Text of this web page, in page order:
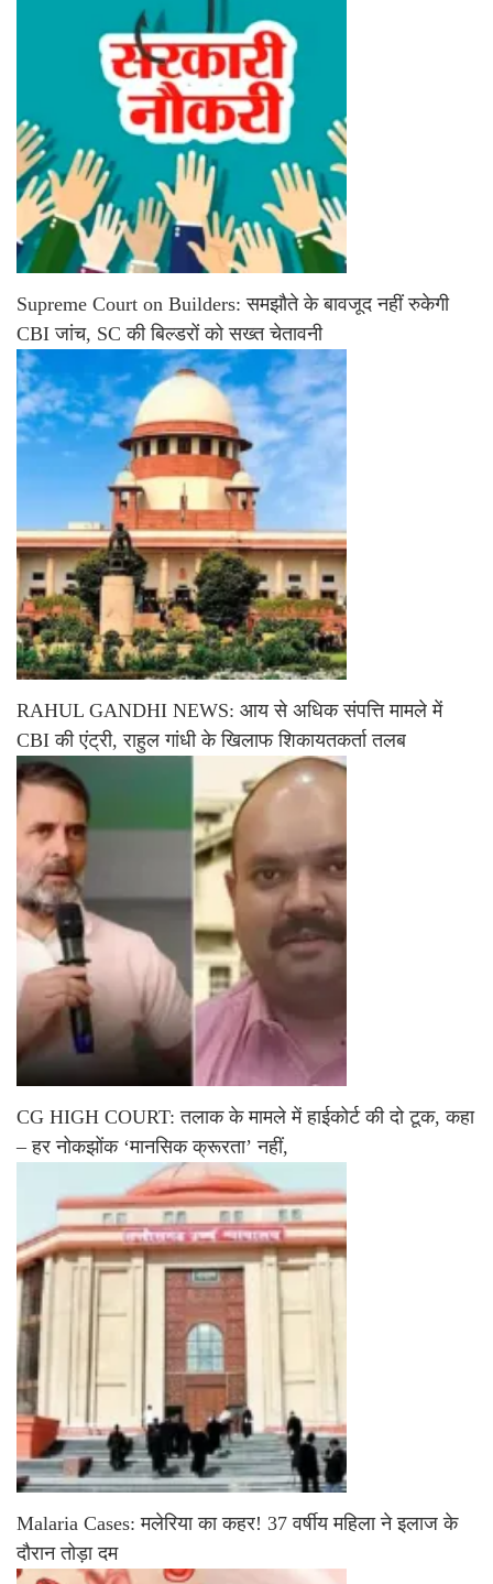
Supreme Court on Builders: समझौते के बावजूद नहीं रुकेगी
CBI जांच, SC की बिल्डरों को सख्त चेतावनी
RAHUL GANDHI NEWS: आय से अधिक संपत्ति मामले में
CBI की एंट्री, राहुल गांधी के खिलाफ शिकायतकर्ता तलब
CG HIGH COURT: तलाक के मामले में हाईकोर्ट की दो टूक, कहा
– हर नोकझोंक ‘मानसिक क्रूरता’ नहीं,
Malaria Cases: मलेरिया का कहर! 37 वर्षीय महिला ने इलाज के
दौरान तोड़ा दम